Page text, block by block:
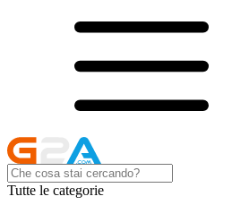
Tutte le categorie